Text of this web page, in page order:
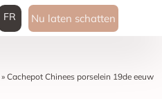
FR Nu laten schatten
» Cachepot Chinees porselein 19de eeuw